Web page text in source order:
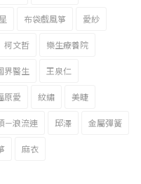
布袋戲風箏 愛紗
柯文哲 樂生療養院
界醫生 王泉仁
原愛 紋繡 美睫
－浪流連 邱澤 金屬彈簧
麻衣